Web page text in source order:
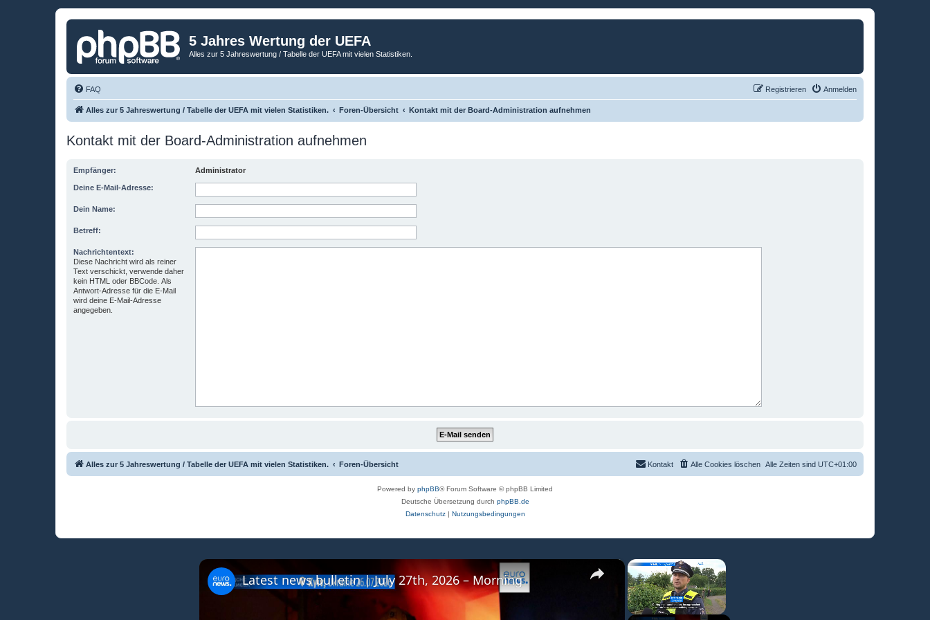
5 Jahres Wertung der UEFA
Alles zur 5 Jahreswertung / Tabelle der UEFA mit vielen Statistiken.
FAQ Anmelden
Registrieren
Alles zur 5 Jahreswertung / Tabelle der UEFA mit vielen Statistiken. Foren-Übersicht Kontakt mit der Board-Administration aufnehmen
Kontakt mit der Board-Administration aufnehmen
Empfänger: Administrator
Deine E-Mail-Adresse:
Dein Name:
Betreff:
Nachrichtentext:
Diese Nachricht wird als reiner
Text verschickt, verwende daher
kein HTML oder BBCode. Als
Antwort-Adresse für die E-Mail
wird deine E-Mail-Adresse
angegeben.
Alles zur 5 Jahreswertung / Tabelle der UEFA mit vielen Statistiken. Foren-Übersicht Alle Zeiten sind UTC+01:00
Alle Cookies löschen
Kontakt
Powered by phpBB® Forum Software © phpBB Limited
Deutsche Übersetzung durch phpBB.de
Datenschutz| Nutzungsbedingungen
×
×
Latest news bulletin | July 27th, 2026 – Morning